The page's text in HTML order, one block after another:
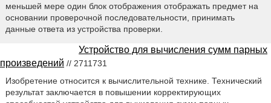
меньшей мере один блок отображения отображать предмет на
основании проверочной последовательности, принимать
данные ответа из устройства проверки.
Устройство для вычисления сумм парных
произведений // 2711731
Изобретение относится к вычислительной технике. Технический
результат заключается в повышении корректирующих